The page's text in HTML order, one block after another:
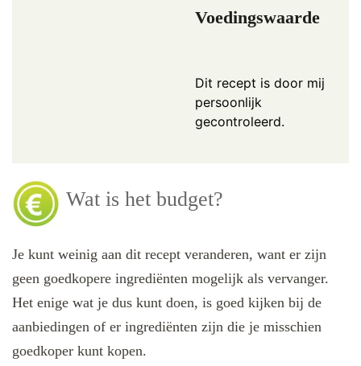
Voedingswaarde
Dit recept is door mij
persoonlijk
gecontroleerd.
Wat is het budget?
Je kunt weinig aan dit recept veranderen, want er zijn
geen goedkopere ingrediënten mogelijk als vervanger.
Het enige wat je dus kunt doen, is goed kijken bij de
aanbiedingen of er ingrediënten zijn die je misschien
goedkoper kunt kopen.